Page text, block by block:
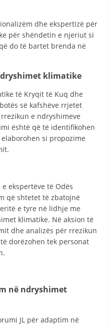
PUBLIK
KËRKIM
PREVENTIVE
PARË
NE
dhe ekspertizë për
për shëndetin e njeriut si
do të bartet brenda në
klimatike
të Kryqit të Kuq dhe
së kafshëve rrjetet
e ndryshimeve
është që të identifikohen
si propozime
ekspertëve të Odës
që shtetet të zbatojnë
e tyre në lidhje me
klimatike. Në aksion të
dhe analizës për rrezikun
dorëzohen tek personat
në ndryshimet
JL për adaptim në